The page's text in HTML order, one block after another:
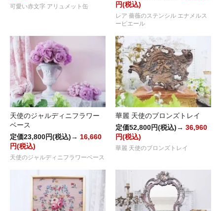
可愛い赤文字 アリュメット缶
円(税込)
レア 薔薇のステンシル エナメルス
ーピエール
天使のジャルディニフラワー
ベース
定価23,800円(税込)→ 16,660
円(税込)
天使のジャルディニフラワーベース
華麗 天使のブロンズトレイ
定価52,800円(税込)→ 36,960
円(税込)
華麗 天使のブロンズトレイ